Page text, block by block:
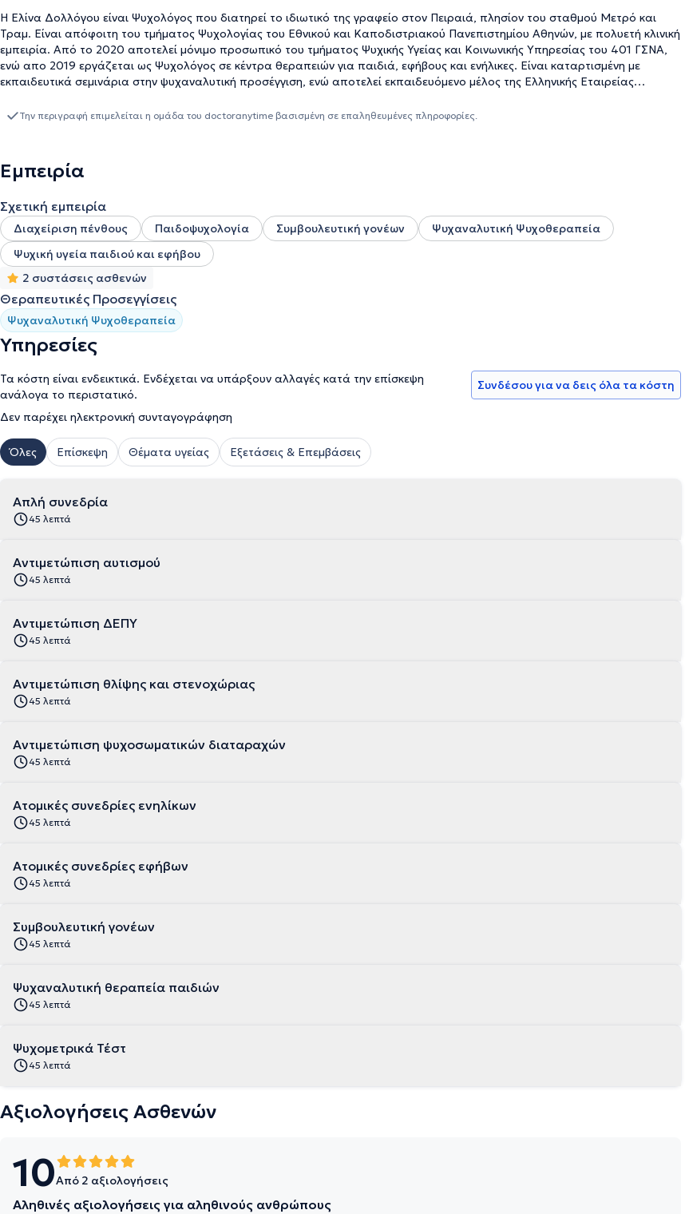
Η Ελίνα Δολλόγου είναι Ψυχολόγος που διατηρεί το ιδιωτικό της γραφείο στον Πειραιά, πλησίον του σταθμού Μετρό και
Τραμ. Είναι απόφοιτη του τμήματος Ψυχολογίας του Εθνικού και Καποδιστριακού Πανεπιστημίου Αθηνών, με πολυετή κλινική
εμπειρία. Από το 2020 αποτελεί μόνιμο προσωπικό του τμήματος Ψυχικής Υγείας και Κοινωνικής Υπηρεσίας του 401 ΓΣΝΑ,
ενώ απο 2019 εργάζεται ως Ψυχολόγος σε κέντρα θεραπειών για παιδιά, εφήβους και ενήλικες. Είναι καταρτισμένη με
εκπαιδευτικά σεμινάρια στην ψυχαναλυτική προσέγγιση, ενώ αποτελεί εκπαιδευόμενο μέλος της Ελληνικής Εταιρείας
την διάγνωση μαθησιακών δυσκολιών και στην παιγνιοθεραπεία. Παράλληλα, έχει εκπαιδευτεί στην ψυχοδιαγνωστική
εργασίας της στο 401 ΓΣΝΑ έχει αναλάβει την υποστήριξη ογκολογικών ασθενών και των οικογενειών τους, αποκτώντας
σημαντική κλινική εμπειρία ως προς την διαχείριση του πένθους και των δυσκολιών που προκύπτουν από την διάγνωση μιας
Την περιγραφή επιμελείται η ομάδα του doctoranytime βασισμένη σε επαληθευμένες πληροφορίες.
Εμπειρία
Σχετική εμπειρία
Διαχείριση πένθους Παιδοψυχολογία Συμβουλευτική γονέων
Ψυχαναλυτική Ψυχοθεραπεία
Ψυχική υγεία παιδιού και εφήβου
2 συστάσεις ασθενών
Θεραπευτικές Προσεγγίσεις
Ψυχαναλυτική Ψυχοθεραπεία
Υπηρεσίες
Τα κόστη είναι ενδεικτικά. Ενδέχεται να υπάρξουν αλλαγές κατά την επίσκεψη
ανάλογα το περιστατικό.
Δεν παρέχει ηλεκτρονική συνταγογράφηση
Συνδέσου για να δεις όλα τα κόστη
Όλες Επίσκεψη Θέματα υγείας Εξετάσεις & Επεμβάσεις
Απλή συνεδρία
45 λεπτά
Αντιμετώπιση αυτισμού
45 λεπτά
Αντιμετώπιση ΔΕΠΥ
45 λεπτά
Αντιμετώπιση θλίψης και στενοχώριας
45 λεπτά
Αντιμετώπιση ψυχοσωματικών διαταραχών
45 λεπτά
Ατομικές συνεδρίες ενηλίκων
45 λεπτά
Ατομικές συνεδρίες εφήβων
45 λεπτά
Συμβουλευτική γονέων
45 λεπτά
Ψυχαναλυτική θεραπεία παιδιών
45 λεπτά
Ψυχομετρικά Τέστ
45 λεπτά
Αξιολογήσεις Ασθενών
10Από 2 αξιολογήσεις
Αληθινές αξιολογήσεις για αληθινούς ανθρώπους